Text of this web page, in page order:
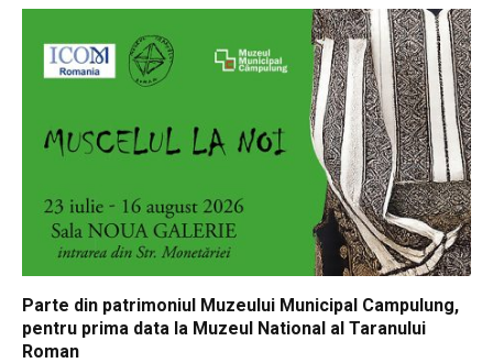
Parte din patrimoniul Muzeului Municipal Campulung,
pentru prima data la Muzeul National al Taranului
Roman